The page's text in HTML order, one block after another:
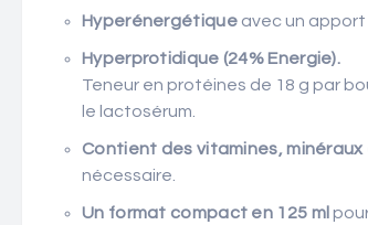
Hyperénergétiqueavec un apport
Hyperprotidique (24% Energie).
Teneur en protéines de 18 g par
le lactosérum.
Contient des vitamines,
nécessaire.
Un format compact en 125 ml